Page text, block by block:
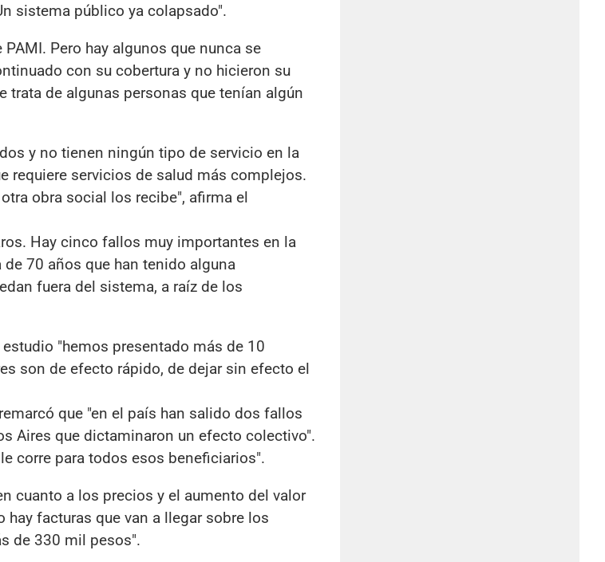
sistema público ya colapsado".
Pero hay algunos que nunca se
con su cobertura y no hicieron su
de algunas personas que tenían algún
y no tienen ningún tipo de servicio en la
requiere servicios de salud más complejos.
obra social los recibe", afirma el
Hay cinco fallos muy importantes en la
70 años que han tenido alguna
fuera del sistema, a raíz de los
"hemos presentado más de 10
son de efecto rápido, de dejar sin efecto el
que "en el país han salido dos fallos
Aires que dictaminaron un efecto colectivo".
corre para todos esos beneficiarios".
cuanto a los precios y el aumento del valor
facturas que van a llegar sobre los
de 330 mil pesos".